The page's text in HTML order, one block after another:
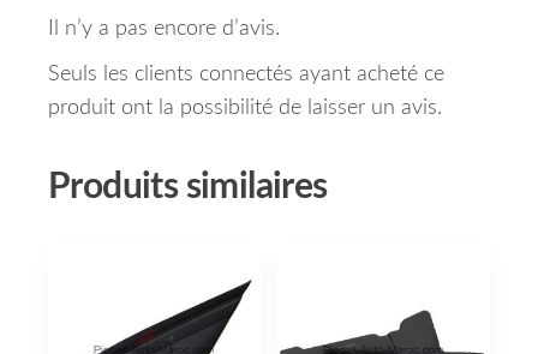
Il n’y a pas encore d’avis.
Seuls les clients connectés ayant acheté ce
produit ont la possibilité de laisser un avis.
Produits similaires